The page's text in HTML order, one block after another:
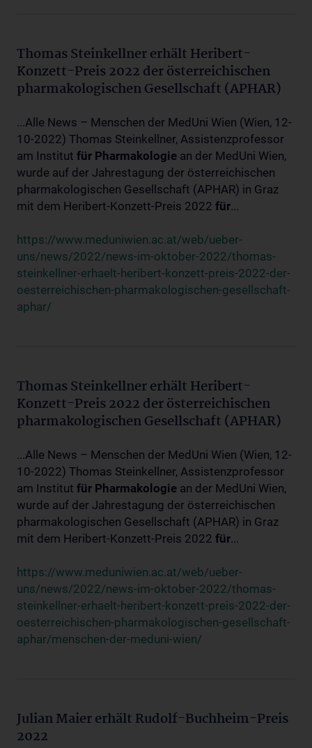
Thomas Steinkellner erhält Heribert-
Konzett-Preis 2022 der österreichischen
pharmakologischen Gesellschaft (APHAR)
...Alle News – Menschen der MedUni Wien (Wien, 12-
10-2022) Thomas Steinkellner, Assistenzprofessor
am Institut für Pharmakologie an der MedUni Wien,
wurde auf der Jahrestagung der österreichischen
pharmakologischen Gesellschaft (APHAR) in Graz
mit dem Heribert-Konzett-Preis 2022 für...
https://www.meduniwien.ac.at/web/ueber-
uns/news/2022/news-im-oktober-2022/thomas-
steinkellner-erhaelt-heribert-konzett-preis-2022-der-
oesterreichischen-pharmakologischen-gesellschaft-
aphar/
Thomas Steinkellner erhält Heribert-
Konzett-Preis 2022 der österreichischen
pharmakologischen Gesellschaft (APHAR)
...Alle News – Menschen der MedUni Wien (Wien, 12-
10-2022) Thomas Steinkellner, Assistenzprofessor
am Institut für Pharmakologie an der MedUni Wien,
wurde auf der Jahrestagung der österreichischen
pharmakologischen Gesellschaft (APHAR) in Graz
mit dem Heribert-Konzett-Preis 2022 für...
https://www.meduniwien.ac.at/web/ueber-
uns/news/2022/news-im-oktober-2022/thomas-
steinkellner-erhaelt-heribert-konzett-preis-2022-der-
oesterreichischen-pharmakologischen-gesellschaft-
aphar/menschen-der-meduni-wien/
Julian Maier erhält Rudolf-Buchheim-Preis
2022